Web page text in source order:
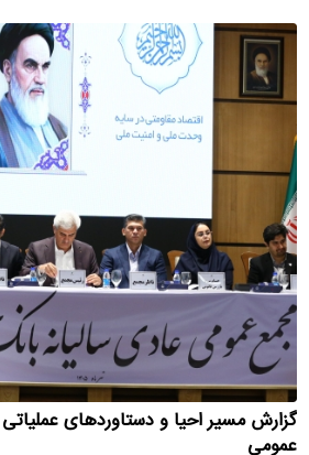
گزارش مسیر احیا و دستاوردهای
عمومی